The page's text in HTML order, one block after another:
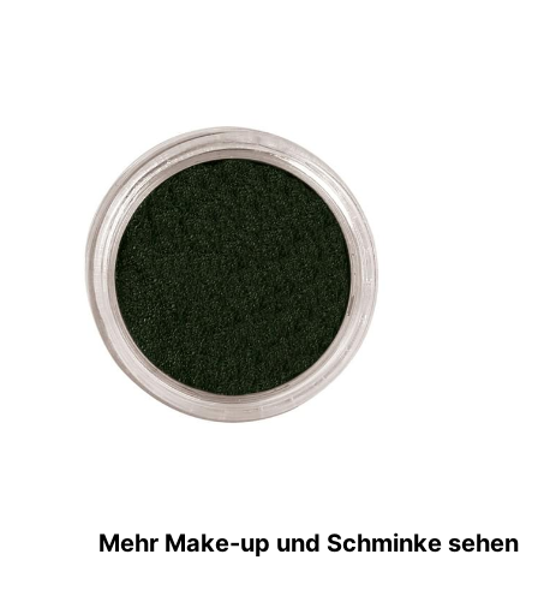
Mehr Make-up und Schminke sehen